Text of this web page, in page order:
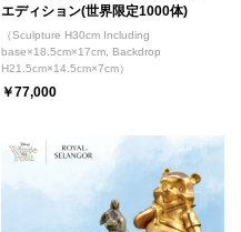
エディション(世界限定1000体)
（Sculpture H30cm Including
base×18.5cm×17cm, Backdrop
H21.5cm×14.5cm×7cm）
￥77,000